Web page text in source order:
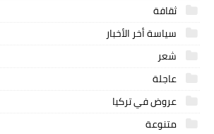
ثقافة
سياسة أخر الأخبار
شعر
عاجلة
عروض في تركيا
متنوعة